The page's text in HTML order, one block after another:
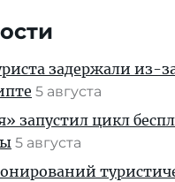
задержали из-
5 августа
запустил цикл
5 августа